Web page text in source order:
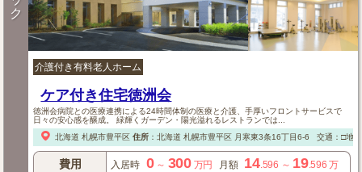
ク
介護付き有料老人ホーム
ケア付き住宅徳洲会
徳洲会病院との医療連携による24時間体制の医療と介護、手厚いフロントサービスで
日々の安心感を醸成。 緑輝くガーデン・陽光溢れるレストランでは...
北海道 札幌市豊平区 住所： 北海道 札幌市豊平区月寒東3条16丁目6-6 交通：□地
費用 入居時 0～ 300 万円 月額 14.596 ～ 19.596 万